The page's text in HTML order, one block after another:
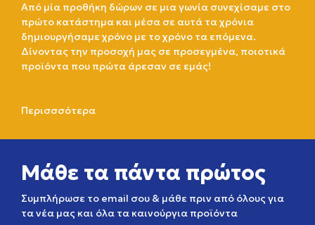
Από μία προθήκη δώρων σε μια γωνία συνεχίσαμε στο
πρώτο κατάστημα και μέσα σε αυτά τα χρόνια
δημιουργήσαμε χρόνο με το χρόνο τα επόμενα.
Δίνοντας την προσοχή μας σε προσεγμένα, ποιοτικά
προϊόντα που πρώτα άρεσαν σε εμάς!
Περισσσότερα
Μάθε τα πάντα πρώτος
Συμπλήρωσε το email σου & μάθε πριν από όλους για
τα νέα μας και όλα τα καινούργια προϊόντα